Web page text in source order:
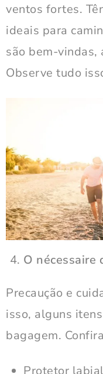
ventos fortes.
ideais para
são bem-vindas,
Observe tudo
O nécessaire
Precaução e
isso, alguns
bagagem.